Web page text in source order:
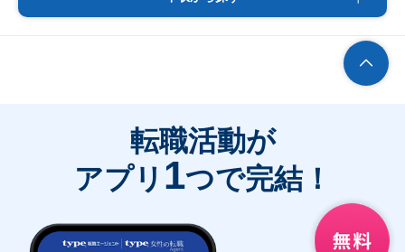
転職活動が
アプリ 1つで完結！